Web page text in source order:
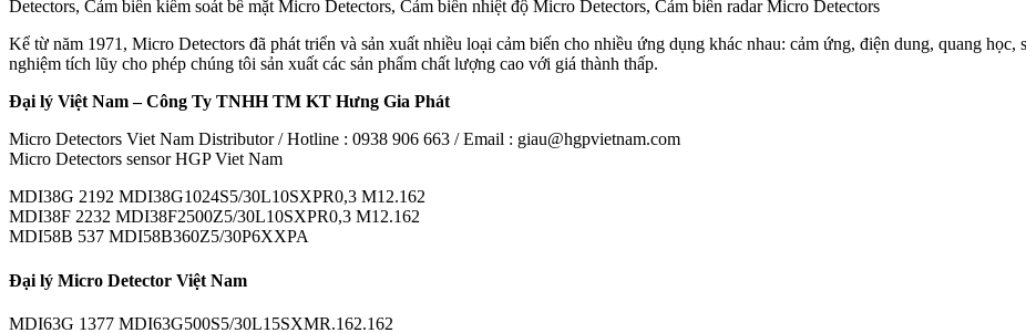
Detectors, Cảm biến kiểm soát bề mặt Micro Detectors, Cảm biến nhiệt độ Micro Detectors, Cảm biến radar Micro Detectors
Kể từ năm 1971, Micro Detectors đã phát triển và sản xuất nhiều loại cảm biến cho nhiều ứng dụng khác nhau: cảm ứng, điện dung, quang học,
nghiệm tích lũy cho phép chúng tôi sản xuất các sản phẩm chất lượng cao với giá thành thấp.
Đại lý Việt Nam – Công Ty TNHH TM KT Hưng Gia Phát
Micro Detectors Viet Nam Distributor / Hotline : 0938 906 663 / Email : giau@hgpvietnam.com
Micro Detectors sensor HGP Viet Nam
MDI38G 2192 MDI38G1024S5/30L10SXPR0,3 M12.162
MDI38F 2232 MDI38F2500Z5/30L10SXPR0,3 M12.162
MDI58B 537 MDI58B360Z5/30P6XXPA
Đại lý Micro Detector Việt Nam
MDI63G 1377 MDI63G500S5/30L15SXMR.162.162